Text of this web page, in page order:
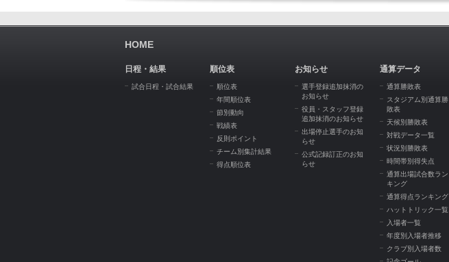
HOME
日程・結果
試合日程・試合結果
順位表
順位表
年間順位表
節別動向
戦績表
反則ポイント
チーム別集計結果
得点順位表
お知らせ
選手登録追加抹消の
お知らせ
役員・スタッフ登録
追加抹消のお知らせ
出場停止選手のお知
らせ
公式記録訂正のお知
らせ
通算データ
通算勝敗表
スタジアム別通算勝
敗表
天候別勝敗表
対戦データ一覧
状況別勝敗表
時間帯別得失点
通算出場試合数ラン
キング
通算得点ランキング
ハットトリック一覧
入場者一覧
年度別入場者推移
クラブ別入場者数